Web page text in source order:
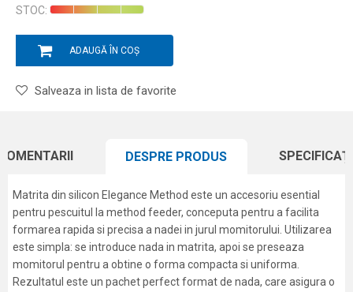
STOC:
ADAUGĂ ÎN COȘ
Salveaza in lista de favorite
DESPRE PRODUS
Matrita din silicon Elegance Method este un accesoriu esential
pentru pescuitul la method feeder, conceputa pentru a facilita
formarea rapida si precisa a nadei in jurul momitorului. Utilizarea
este simpla: se introduce nada in matrita, apoi se preseaza
momitorul pentru a obtine o forma compacta si uniforma.
Rezultatul este un pachet perfect format de nada, care asigura o